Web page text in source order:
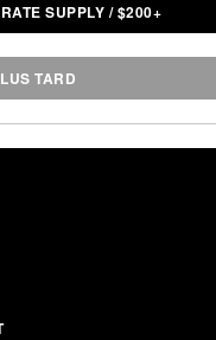
et durable, qui offre une
indestructible à tout
SUPPLY /$200+
TARD